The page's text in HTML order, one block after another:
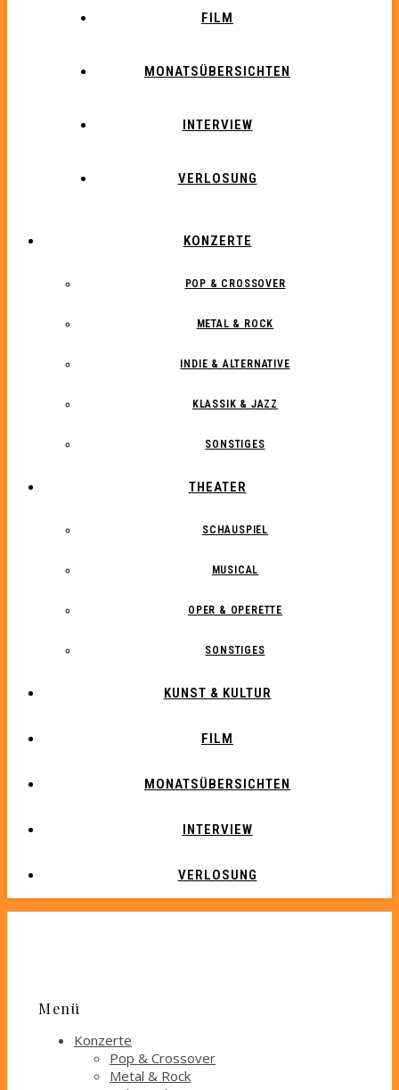
FILM
MONATSÜBERSICHTEN
INTERVIEW
VERLOSUNG
KONZERTE
POP & CROSSOVER
METAL & ROCK
INDIE & ALTERNATIVE
KLASSIK & JAZZ
SONSTIGES
THEATER
SCHAUSPIEL
MUSICAL
OPER & OPERETTE
SONSTIGES
KUNST & KULTUR
FILM
MONATSÜBERSICHTEN
INTERVIEW
VERLOSUNG
Menü
Konzerte
Pop & Crossover
Metal & Rock